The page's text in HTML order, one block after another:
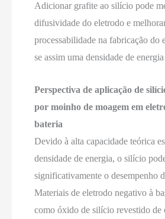
Adicionar grafite ao silício pode
difusividade do eletrodo e
processabilidade na fabricação do
se assim uma densidade de
Perspectiva de aplicação de
por moinho de moagem em
bateria
Devido à alta capacidade teórica
densidade de energia, o silício
significativamente o desempenho
Materiais de eletrodo negativo à
como óxido de silício revestido de